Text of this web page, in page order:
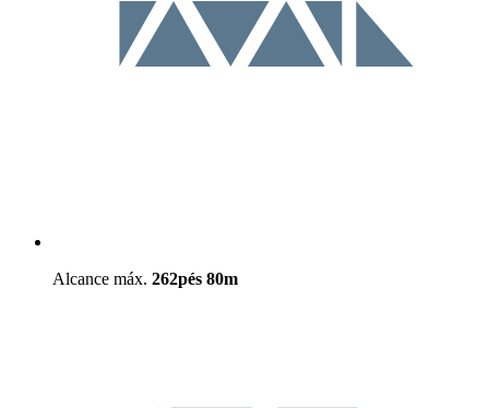
Alcance máx. 262pés 80m